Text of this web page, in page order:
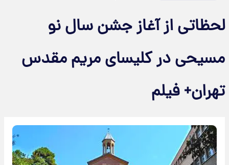
لحظاتی از آغاز جشن سال نو
مسیحی در کلیسای مریم مقدس
تهران+ فیلم